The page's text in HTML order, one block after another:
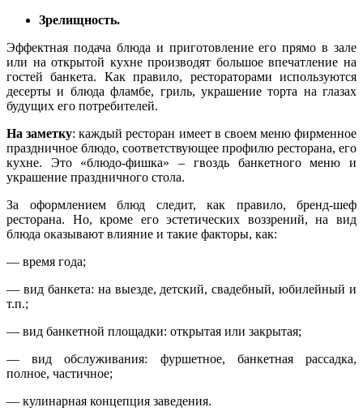
Зрелищность.
Эффектная подача блюда и приготовление его прямо в зале
или на открытой кухне производят большое впечатление на
гостей банкета. Как правило, рестораторами используются
десерты и блюда фламбе, гриль, украшение торта на глазах
будущих его потребителей.
На заметку: каждый ресторан имеет в своем меню фирменное
праздничное блюдо, соответствующее профилю ресторана, его
кухне. Это «блюдо-фишка» – гвоздь банкетного меню и
украшение праздничного стола.
За оформлением блюд следит, как правило, бренд-шеф
ресторана. Но, кроме его эстетических воззрений, на вид
блюда оказывают влияние и такие факторы, как:
— время года;
— вид банкета: на выезде, детский, свадебный, юбилейный и
т.п.;
— вид банкетной площадки: открытая или закрытая;
— вид обслуживания: фуршетное, банкетная рассадка,
полное, частичное;
— кулинарная концепция заведения.